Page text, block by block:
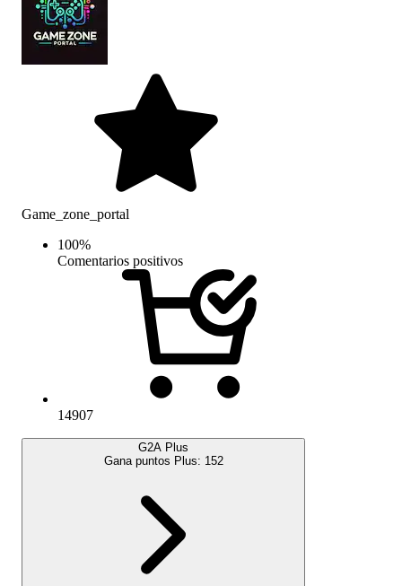
Game_zone_portal
100%
Comentarios positivos
14907
G2A Plus
Gana puntos Plus: 152